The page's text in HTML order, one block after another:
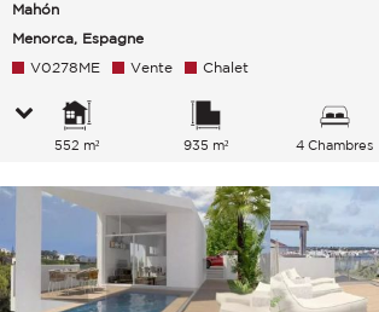
Mahón
Menorca, Espagne
V0278ME Vente Chalet
552 m² 935 m² 4 Chambres